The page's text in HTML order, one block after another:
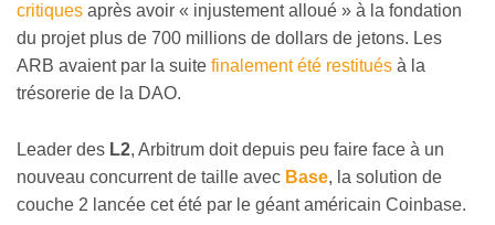
critiques après avoir « injustement alloué » à la fondation
du projet plus de 700 millions de dollars de jetons. Les
ARB avaient par la suite finalement été restitués à la
trésorerie de la DAO.
Leader des L2, Arbitrum doit depuis peu faire face à un
nouveau concurrent de taille avec Base, la solution de
couche 2 lancée cet été par le géant américain Coinbase.